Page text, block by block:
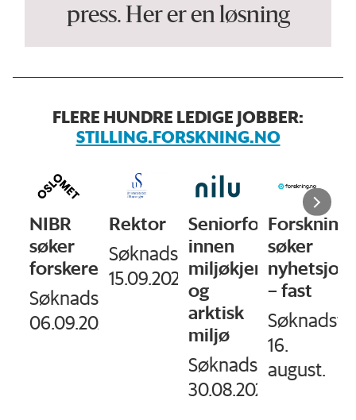
press. Her er en løsning
FLERE HUNDRE LEDIGE JOBBER:
STILLING.FORSKNING.NO
Rektor
Søknadsfrist:
15.09.2026
Seniorforsker
innen
miljøkjemi
og
Søknadsfrist:
30.08.2026
Forskning.no
søker
nyhetsjournalist
– fast
Søknadsfrist:
16.
august.
PhD
Fellowship
in
and
Deadline: